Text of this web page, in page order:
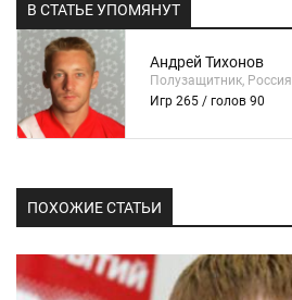
В СТАТЬЕ УПОМЯНУТ
Андрей Тихонов
Полузащитник, Россия
Игр 265 / голов 90
ПОХОЖИЕ СТАТЬИ